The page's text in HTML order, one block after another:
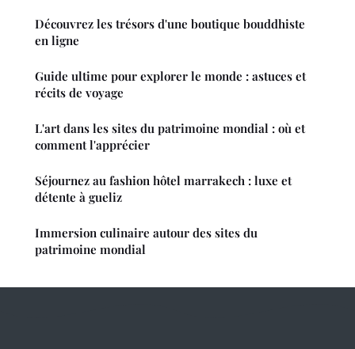
Découvrez les trésors d'une boutique bouddhiste
en ligne
Guide ultime pour explorer le monde : astuces et
récits de voyage
L'art dans les sites du patrimoine mondial : où et
comment l'apprécier
Séjournez au fashion hôtel marrakech : luxe et
détente à gueliz
Immersion culinaire autour des sites du
patrimoine mondial